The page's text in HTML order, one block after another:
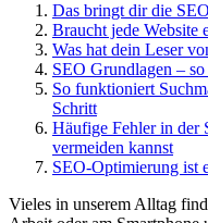
Das bringt dir die
Braucht jede Website
Was hat dein Leser
SEO Grundlagen –
So funktioniert
Schritt
Häufige Fehler in der
vermeiden kannst
SEO-Optimierung ist
Vieles in unserem Alltag